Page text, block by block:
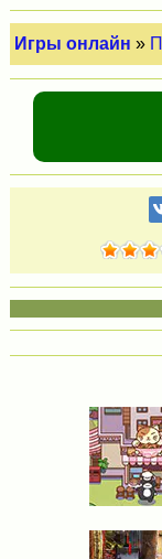
Игры онлайн »